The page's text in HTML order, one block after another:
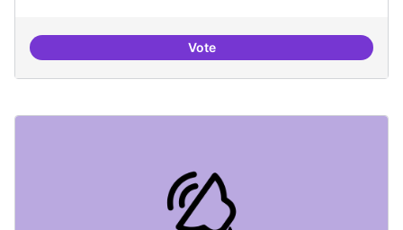
VoteÀrees de formació definides i